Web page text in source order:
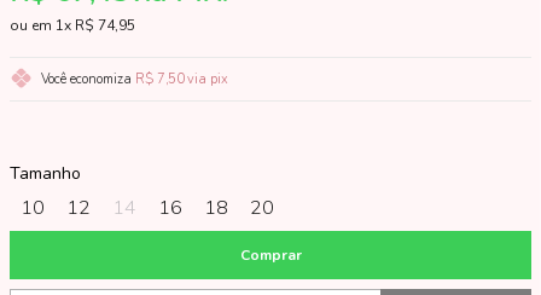
1x R$ 74,95
Você economiza R$ 7,50via pix
Tamanho
10 12 14 16 18 20